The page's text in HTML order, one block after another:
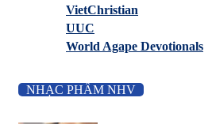
VietChristian
UUC
World Agape Devotionals
NHẠC PHẨM NHV